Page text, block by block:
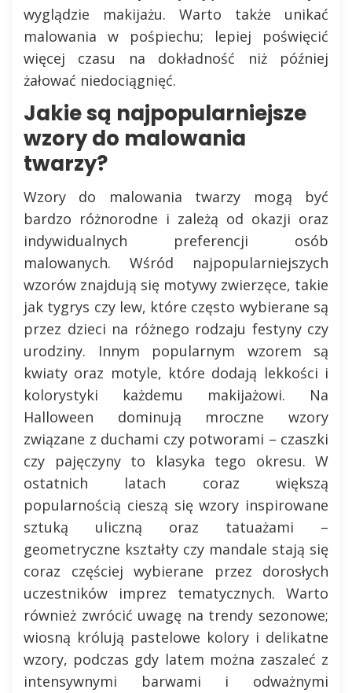
wyglądzie makijażu. Warto także unikać
malowania w pośpiechu; lepiej poświęcić
więcej czasu na dokładność niż później
żałować niedociągnięć.
Jakie są najpopularniejsze
wzory do malowania
twarzy?
Wzory do malowania twarzy mogą być
bardzo różnorodne i zależą od okazji oraz
indywidualnych preferencji osób
malowanych. Wśród najpopularniejszych
wzorów znajdują się motywy zwierzęce, takie
jak tygrys czy lew, które często wybierane są
przez dzieci na różnego rodzaju festyny czy
urodziny. Innym popularnym wzorem są
kwiaty oraz motyle, które dodają lekkości i
kolorystyki każdemu makijażowi. Na
Halloween dominują mroczne wzory
związane z duchami czy potworami – czaszki
czy pajęczyny to klasyka tego okresu. W
ostatnich latach coraz większą
popularnością cieszą się wzory inspirowane
sztuką uliczną oraz tatuażami –
geometryczne kształty czy mandale stają się
coraz częściej wybierane przez dorosłych
uczestników imprez tematycznych. Warto
również zwrócić uwagę na trendy sezonowe;
wiosną królują pastelowe kolory i delikatne
wzory, podczas gdy latem można zaszaleć z
intensywnymi barwami i odważnymi